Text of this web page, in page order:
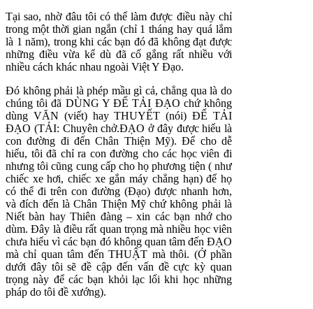
Tại sao, nhờ đâu tôi có thể làm được điều này chỉ
trong một thời gian ngắn (chỉ 1 tháng hay quá lắm
là 1 năm), trong khi các bạn đó đã không đạt được
những điều vừa kể dù đã cố gắng rất nhiều với
nhiều cách khác nhau ngoài Việt Y Đạo.
Đó không phải là phép mầu gì cả, chẳng qua là do
chúng tôi đã DÙNG Y ĐỂ TẢI ĐẠO chứ không
dùng VĂN (viết) hay THUYẾT (nói) ĐỂ TẢI
ĐẠO (TẢI: Chuyên chở.ĐẠO ở đây được hiểu là
con đường đi đến Chân Thiện Mỹ). Để cho dễ
hiểu, tôi đã chỉ ra con đường cho các học viên đi
nhưng tôi cũng cung cấp cho họ phương tiện ( như
chiếc xe hơi, chiếc xe gắn máy chẳng hạn) để họ
có thể đi trên con đường (Đạo) được nhanh hơn,
và đích đến là Chân Thiện Mỹ chứ không phải là
Niết bàn hay Thiên đàng – xin các bạn nhớ cho
dùm. Đây là điều rất quan trọng mà nhiều học viên
chưa hiểu vì các bạn đó không quan tâm đến ĐẠO
mà chỉ quan tâm đến THUẬT mà thôi. (Ở phần
dưới đây tôi sẽ đề cập đến vấn đề cực kỳ quan
trọng này để các bạn khỏi lạc lối khi học những
pháp do tôi đề xướng).